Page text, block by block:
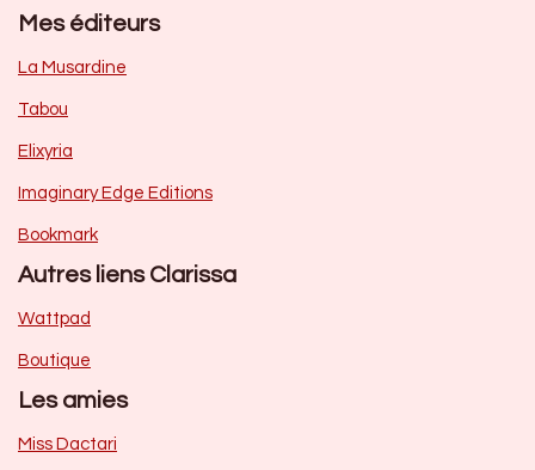
Mes éditeurs
La Musardine
Tabou
Elixyria
Imaginary Edge Editions
Bookmark
Autres liens Clarissa
Wattpad
Boutique
Les amies
Miss Dactari